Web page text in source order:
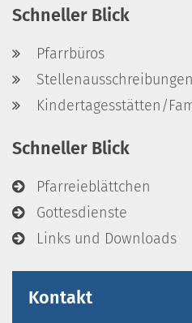
Schneller Blick
Pfarrbüros
Stellenausschreibungen
Kindertagesstätten/
Schneller Blick
Pfarreieblättchen
Gottesdienste
Links und Downloads
Kontakt